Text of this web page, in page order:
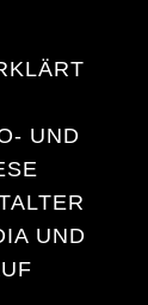
UND
UND